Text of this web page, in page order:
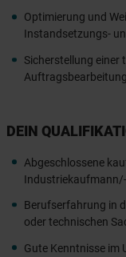
Optimierung und
Instandsetzungs-
Sicherstellung einer
Auftragsbearbeitung
DEIN
Abgeschlossene
Berufserfahrung in
oder technischen
Gute Kenntnisse im